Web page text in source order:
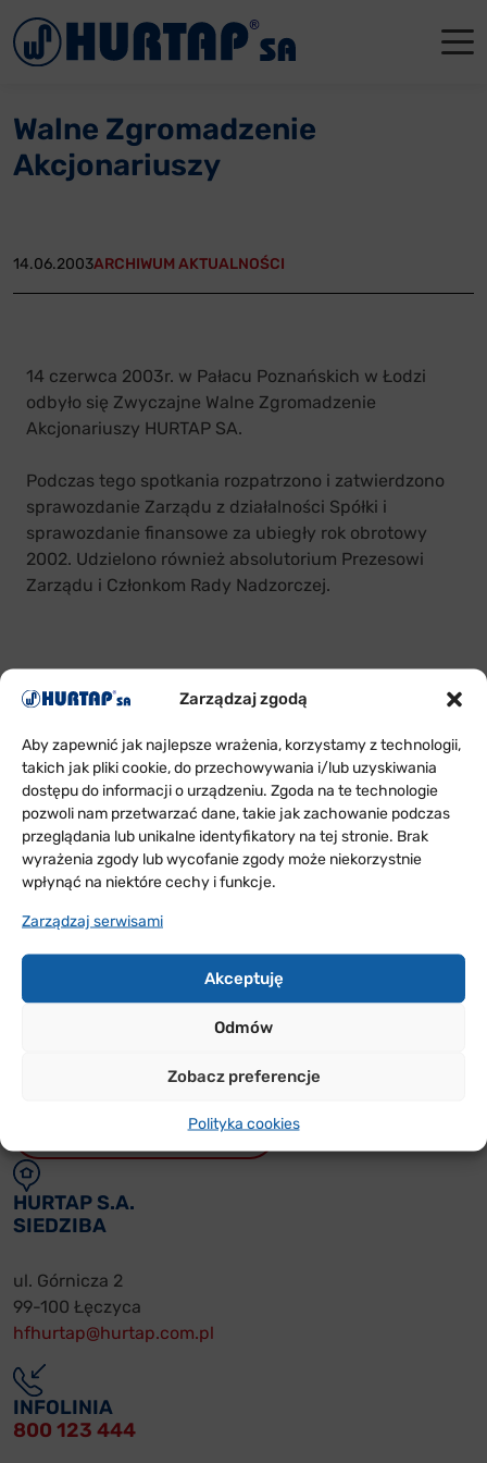
Zarządzaj zgodą
Aby zapewnić jak najlepsze wrażenia, korzystamy z technologii,
takich jak pliki cookie, do przechowywania i/lub uzyskiwania
dostępu do informacji o urządzeniu. Zgoda na te technologie
pozwoli nam przetwarzać dane, takie jak zachowanie podczas
przeglądania lub unikalne identyfikatory na tej stronie. Brak
wyrażenia zgody lub wycofanie zgody może niekorzystnie
wpłynąć na niektóre cechy i funkcje.
Zarządzaj serwisami
Akceptuję
Odmów
Zobacz preferencje
Polityka cookies
Walne Zgromadzenie
Akcjonariuszy
14.06.2003ARCHIWUM AKTUALNOŚCI
14 czerwca 2003r. w Pałacu Poznańskich w Łodzi
odbyło się Zwyczajne Walne Zgromadzenie
Akcjonariuszy HURTAP SA.
Podczas tego spotkania rozpatrzono i zatwierdzono
sprawozdanie Zarządu z działalności Spółki i
sprawozdanie finansowe za ubiegły rok obrotowy
2002. Udzielono również absolutorium Prezesowi
Zarządu i Członkom Rady Nadzorczej.
ODDZIAŁY
W POLSCE
Sprawdź w jakich rejonach Polski jesteśmy i skontaktuj
się z nami
PRZYDATNE
WARUNKI WSPÓŁPRACY
REKLAMACJE ON-LINE
HURTAP S.A.
SIEDZIBA
ul. Górnicza 2
99-100 Łęczyca
hfhurtap@hurtap.com.pl
INFOLINIA
800 123 444
Menu
Aktualności
Reklamacje
Kontakt